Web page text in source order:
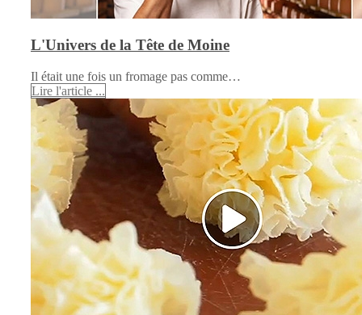
L'Univers de la Tête de Moine
Il était une fois un fromage pas comme…
Lire l'article ...